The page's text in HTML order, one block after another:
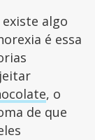
existe algo
é essa
, o
de que